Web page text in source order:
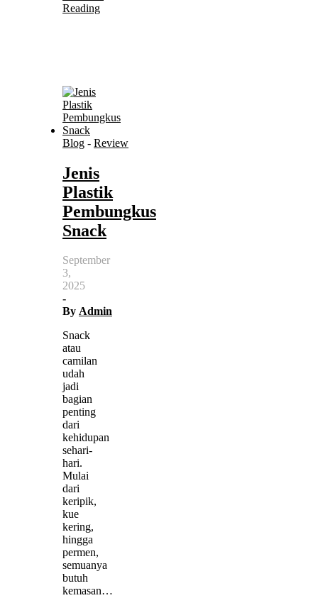
Reading
Blog - Review
Jenis
Plastik
Pembungkus
Snack
September
3,
2025
-
By Admin
Snack
atau
camilan
udah
jadi
bagian
penting
dari
kehidupan
sehari-
hari.
Mulai
dari
keripik,
kue
kering,
hingga
permen,
semuanya
butuh
kemasan…